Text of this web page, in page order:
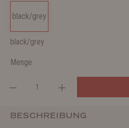
black/grey
black/grey
Menge
BESCHREIBUNG